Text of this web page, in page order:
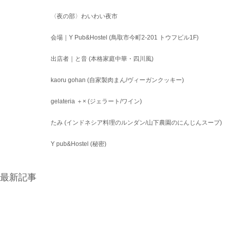
〈夜の部〉わいわい夜市　⁡
会場｜Y Pub&Hostel (鳥取市今町2-201 トウフビル1F)
⁡出店者｜と音 (本格家庭中華・四川風)
kaoru gohan (自家製肉まん/ヴィーガンクッキー)
gelateria ＋× (ジェラート/ワイン)
たみ (インドネシア料理のルンダン/山下農園のにんじんスープ)
Y pub&Hostel (秘密)
最新記事